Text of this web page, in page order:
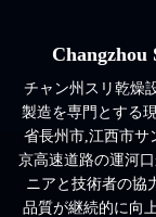
チャン州スリ乾燥
製造を専門とする
省長州市,江西市サ
京高速道路の運河
ニアと技術者の協
品質が継続的に向